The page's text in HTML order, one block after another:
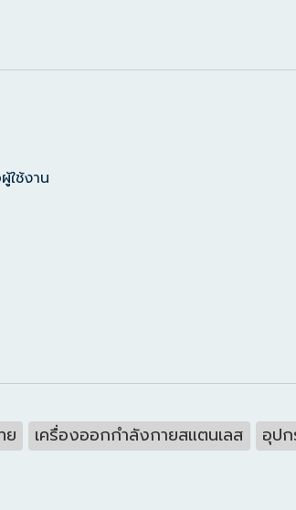
ช้งาน
ย เครื่องออกกำลังกายสแตนเลส
อุป